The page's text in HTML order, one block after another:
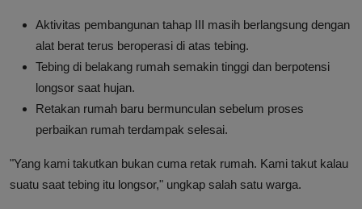
Aktivitas pembangunan tahap III masih berlangsung dengan
alat berat terus beroperasi di atas tebing.
Tebing di belakang rumah semakin tinggi dan berpotensi
longsor saat hujan.
Retakan rumah baru bermunculan sebelum proses
perbaikan rumah terdampak selesai.
"Yang kami takutkan bukan cuma retak rumah. Kami takut kalau
suatu saat tebing itu longsor," ungkap salah satu warga.